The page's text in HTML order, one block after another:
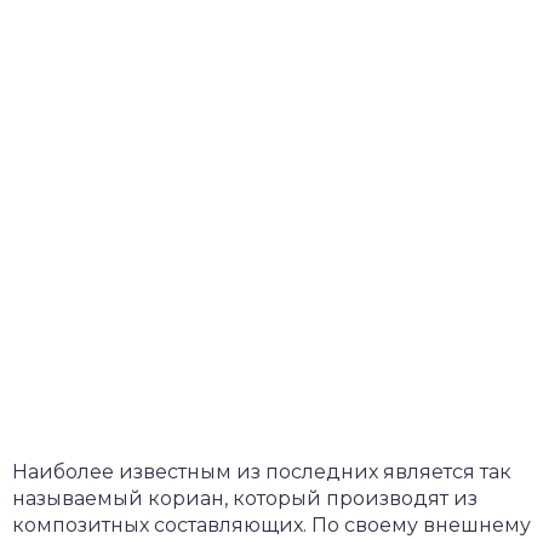
Наиболее известным из последних является так
называемый кориан, который производят из
композитных составляющих. По своему внешнему